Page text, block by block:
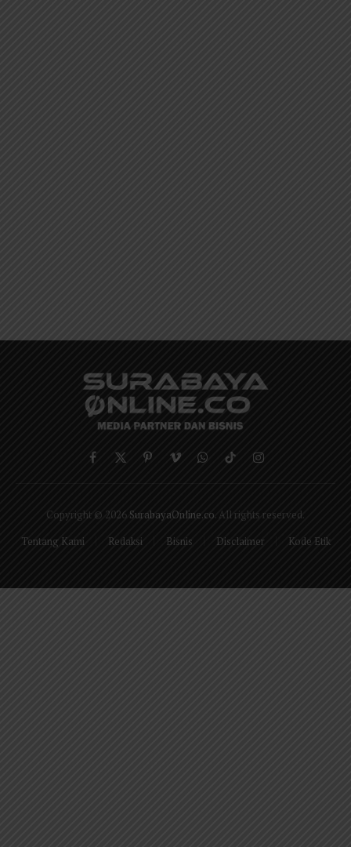
Facebook
X
PinterestVimeoWhatsApp
TikTokInstagram
Copyright © 2026 SurabayaOnline.co . All rights reserved.
Tentang Kami
Redaksi Bisnis Disclaimer Kode Etik